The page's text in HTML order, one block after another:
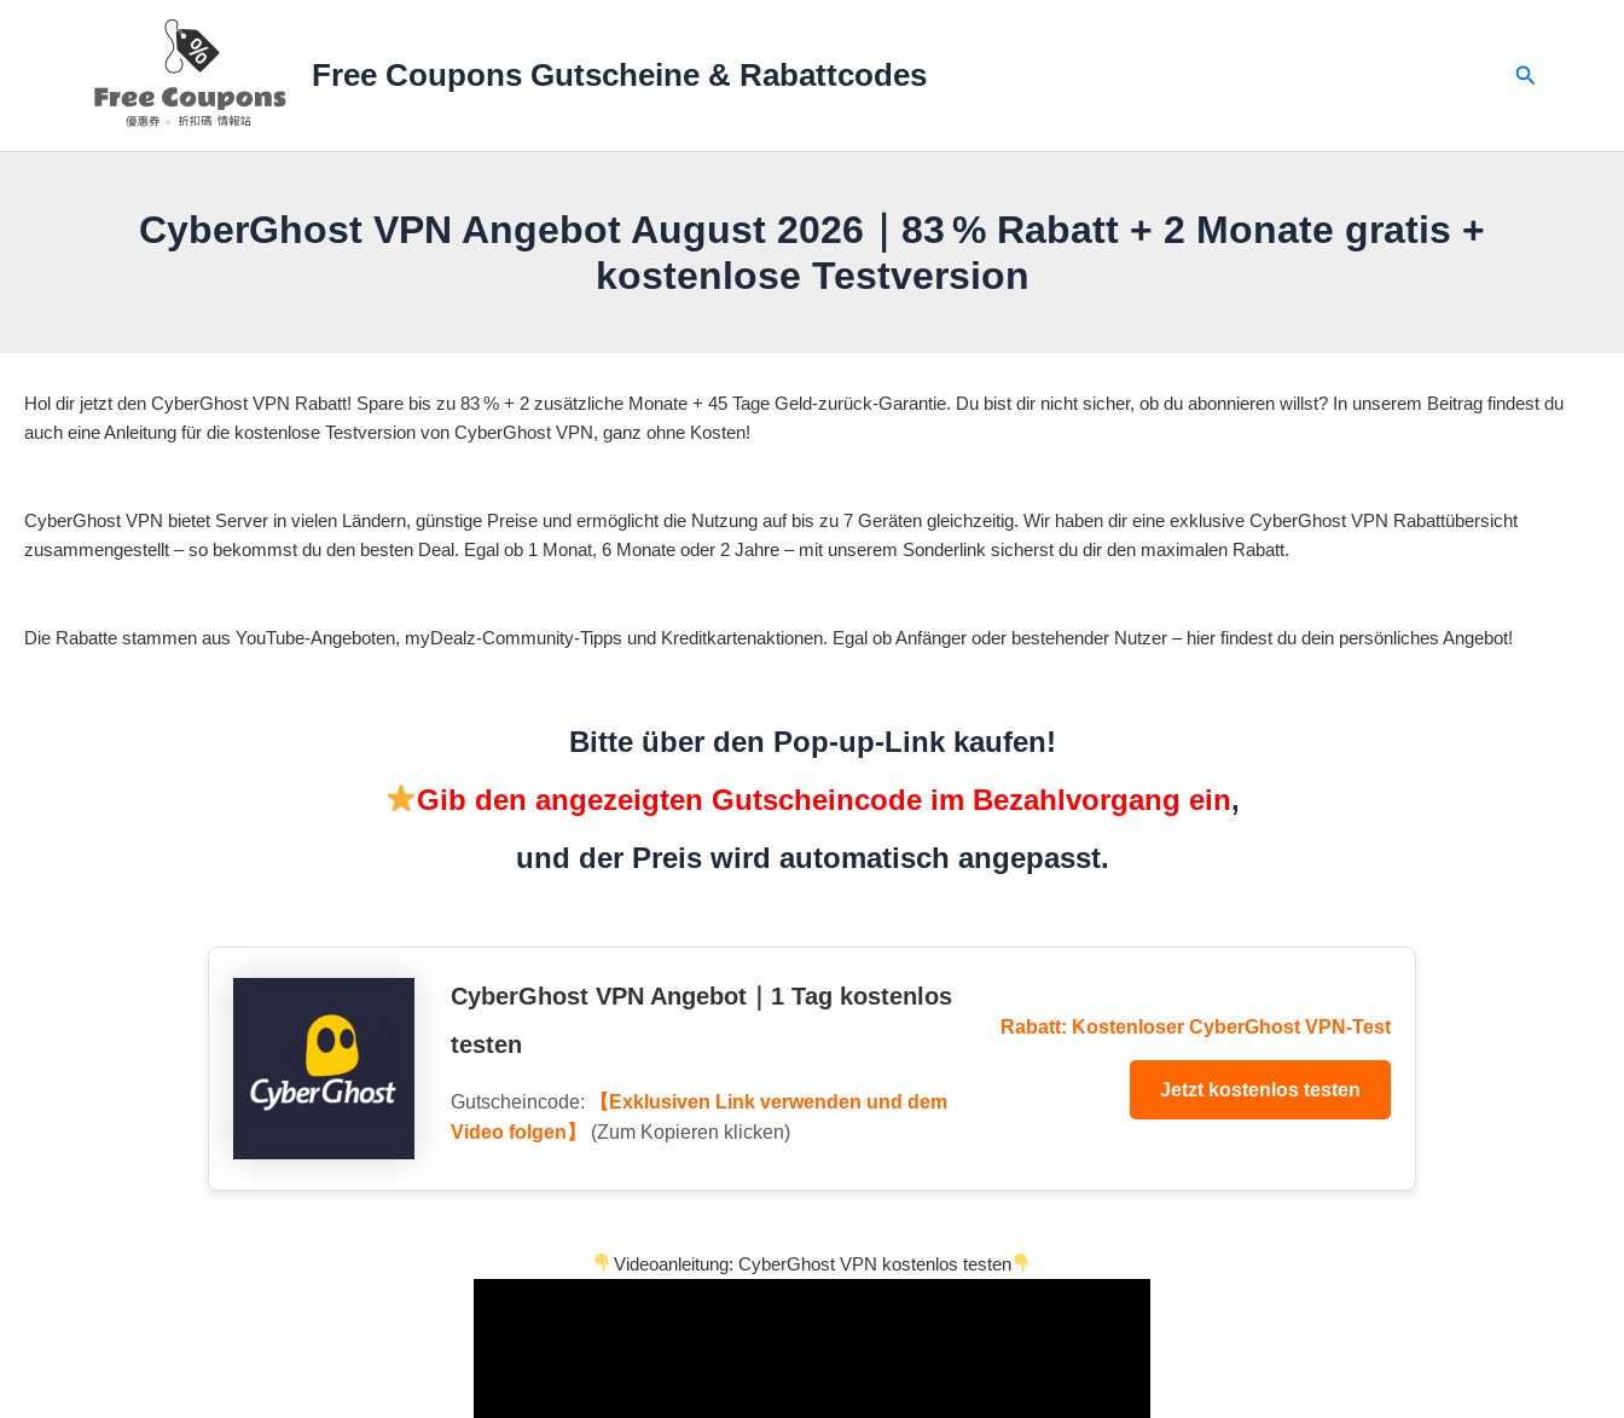
Free Coupons Gutscheine & Rabattcodes Suchen
CyberGhost VPN Angebot August 2026｜83 % Rabatt + 2 Monate gratis +
kostenlose Testversion
Hol dir jetzt den CyberGhost VPN Rabatt! Spare bis zu 83 % + 2 zusätzliche Monate + 45 Tage Geld-zurück-Garantie. Du bist dir nicht sicher, ob du abonnieren willst? In unserem Beitrag findest du
auch eine Anleitung für die kostenlose Testversion von CyberGhost VPN, ganz ohne Kosten!
CyberGhost VPN bietet Server in vielen Ländern, günstige Preise und ermöglicht die Nutzung auf bis zu 7 Geräten gleichzeitig. Wir haben dir eine exklusive CyberGhost VPN Rabattübersicht
zusammengestellt – so bekommst du den besten Deal. Egal ob 1 Monat, 6 Monate oder 2 Jahre – mit unserem Sonderlink sicherst du dir den maximalen Rabatt.
Die Rabatte stammen aus YouTube-Angeboten, myDealz-Community-Tipps und Kreditkartenaktionen. Egal ob Anfänger oder bestehender Nutzer – hier findest du dein persönliches Angebot!
Bitte über den Pop-up-Link kaufen!
Gib den angezeigten Gutscheincode im Bezahlvorgang ein,
und der Preis wird automatisch angepasst.
CyberGhost VPN Angebot｜1 Tag kostenlos
testen
Gutscheincode:
【Exklusiven Link verwenden und dem
Video folgen】
(Zum Kopieren klicken)
Rabatt: Kostenloser CyberGhost VPN-Test
Jetzt kostenlos testen
Videoanleitung: CyberGhost VPN kostenlos testen